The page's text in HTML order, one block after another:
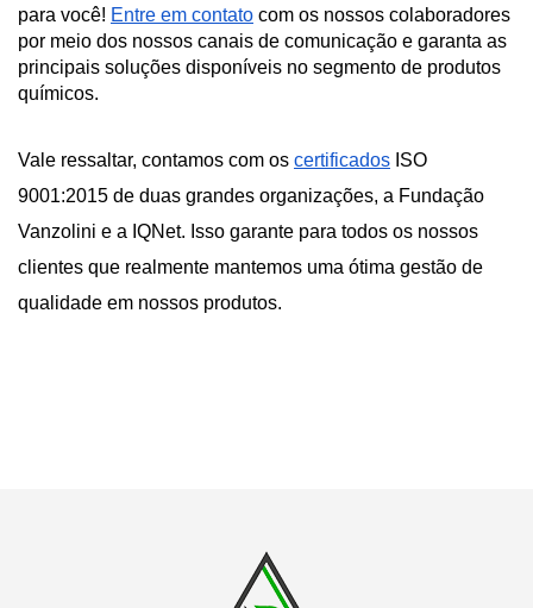
para você! Entre em contato com os nossos colaboradores
por meio dos nossos canais de comunicação e garanta as
principais soluções disponíveis no segmento de produtos
químicos.
Vale ressaltar, contamos com os certificados ISO
9001:2015 de duas grandes organizações, a Fundação
Vanzolini e a IQNet. Isso garante para todos os nossos
clientes que realmente mantemos uma ótima gestão de
qualidade em nossos produtos.